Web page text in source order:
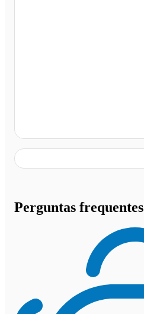
Perguntas frequentes